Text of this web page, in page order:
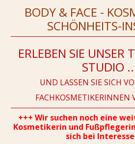
BODY & FACE -
SCHÖNHEITS-
ERLEBEN SIE UNSER
STUDIO
UND LASSEN SIE SICH
FACHKOSMETIKERINNEN
+++ Wir suchen noch eine
Kosmetikerin und
sich bei